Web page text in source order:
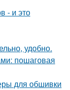
- и это
удобно.
пошаговая
для обшивки